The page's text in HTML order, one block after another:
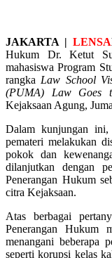
JAKARTA | LENSA
Hukum Dr. Ketut
mahasiswa Program
rangka Law School
(PUMA) Law Goes
Kejaksaan Agung,
Dalam kunjungan ini,
pemateri melakukan
pokok dan
dilanjutkan dengan
Penerangan Hukum
citra Kejaksaan.
Atas berbagai
Penerangan Hukum
menangani beberapa
seperti korupsi kelas